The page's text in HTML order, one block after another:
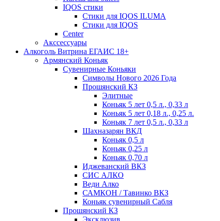
IQOS стики
Стики для IQOS ILUMA
Стики для IQOS
Сenter
Акссессуары
Алкоголь Витрина ЕГАИС 18+
Армянский Коньяк
Сувенирные Коньяки
Символы Нового 2026 Года
Прошянский КЗ
Элитные
Коньяк 5 лет 0,5 л., 0,33 л
Коньяк 5 лет 0,18 л., 0,25 л.
Коньяк 7 лет 0,5 л., 0,33 л
Шахназарян ВКД
Коньяк 0,5 л
Коньяк 0,25 л
Коньяк 0,70 л
Иджеванский ВКЗ
СИС АЛКО
Веди Алко
САМКОН / Тавинко ВКЗ
Коньяк сувенирный Сабля
Прошянский КЗ
Эксклюзив